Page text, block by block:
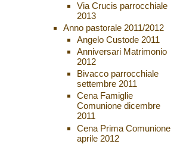
Via Crucis parrocchiale
2013
Anno pastorale 2011/2012
Angelo Custode 2011
Anniversari Matrimonio
2012
Bivacco parrocchiale
settembre 2011
Cena Famiglie
Comunione dicembre
2011
Cena Prima Comunione
aprile 2012